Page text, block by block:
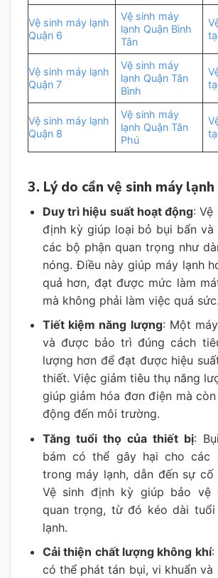
Vệ sinh máy lạnh
Quận 6
Vệ sinh máy
lạnh Quận Bình
Tân
Vệ sinh máy lạnh
Quận 7
Vệ sinh máy
lạnh Quận Tân
Bình
Vệ sinh máy lạnh
Quận 8
Vệ sinh máy
lạnh Quận Tân
Phú
3. Lý do cần vệ sinh máy
Duy trì hiệu suất hoạt động: Vệ
định kỳ giúp loại bỏ bụi bẩn và
các bộ phận quan trọng như
nóng. Điều này giúp máy lạnh
quả hơn, đạt được mức làm
mà không phải làm việc quá sức.
Tiết kiệm năng lượng: Một
và được bảo trì đúng cách
lượng hơn để đạt được hiệu
thiết. Việc giảm tiêu thụ năng
giúp giảm hóa đơn điện mà
động đến môi trường.
Tăng tuổi thọ của thiết bị:
bám có thể gây hại cho các
trong máy lạnh, dẫn đến sự cố
Vệ sinh định kỳ giúp bảo vệ
quan trọng, từ đó kéo dài
lạnh.
Cải thiện chất lượng không khí:
có thể phát tán bụi, vi khuẩn và